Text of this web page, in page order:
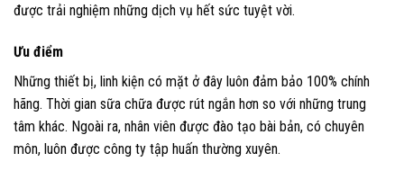
được trải nghiệm những dịch vụ hết sức tuyệt vời.
Ưu điểm
Những thiết bị, linh kiện có mặt ở đây luôn đảm bảo 100% chính
hãng. Thời gian sữa chữa được rút ngắn hơn so với những trung
tâm khác. Ngoài ra, nhân viên được đào tạo bài bản, có chuyên
môn, luôn được công ty tập huấn thường xuyên.